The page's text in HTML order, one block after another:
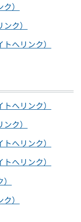
）
ク）
へリンク）
へリンク）
ク）
へリンク）
へリンク）
）